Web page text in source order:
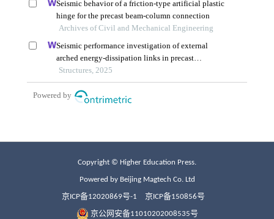
Copyright © Higher Education Press.
Powered by Beijing Magtech Co. Ltd
京ICP备12020869号-1 京ICP备150856号
京公网安备11010202008535号